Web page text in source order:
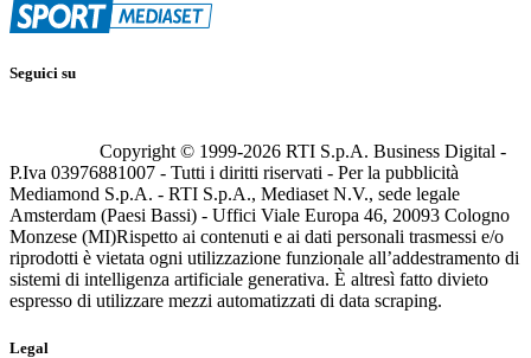
Seguici su
Copyright © 1999-2026 RTI S.p.A. Business Digital -
P.Iva 03976881007 - Tutti i diritti riservati - Per la pubblicità
Mediamond S.p.A. - RTI S.p.A., Mediaset N.V., sede legale
Amsterdam (Paesi Bassi) - Uffici Viale Europa 46, 20093 Cologno
Monzese (MI)Rispetto ai contenuti e ai dati personali trasmessi e/o
riprodotti è vietata ogni utilizzazione funzionale all’addestramento di
sistemi di intelligenza artificiale generativa. È altresì fatto divieto
espresso di utilizzare mezzi automatizzati di data scraping.
Legal